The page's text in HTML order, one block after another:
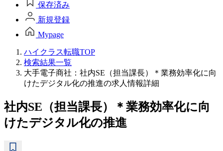
保存済み
新規登録
Mypage
ハイクラス転職TOP
検索結果一覧
大手電子商社：社内SE（担当課長）＊業務効率化に向
けたデジタル化の推進の求人情報詳細
社内SE（担当課長）＊業務効率化に向
けたデジタル化の推進